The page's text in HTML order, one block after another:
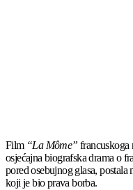
Film “La Môme” francuskoga
osjećajna biografska drama o
pored osebujnog glasa,
koji je bio prava borba.